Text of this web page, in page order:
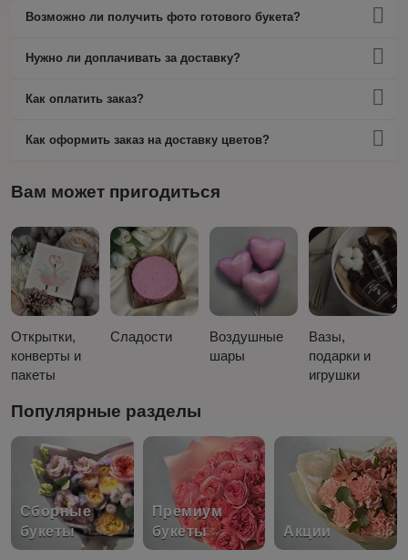
Возможно ли получить фото готового букета?
Нужно ли доплачивать за доставку?
Как оплатить заказ?
Как оформить заказ на доставку цветов?
Вам может пригодиться
Открытки,
конверты и
пакеты
Сладости
Воздушные
шары
Вазы,
подарки и
игрушки
Популярные разделы
Сборные
букеты
Премиум
букеты
Акции